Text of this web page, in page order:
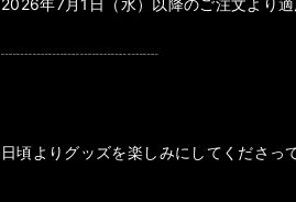
2026年7月1日（水）以降のご注文より適
┈┈┈┈┈┈┈┈┈┈
日頃よりグッズを楽しみにしてくださ